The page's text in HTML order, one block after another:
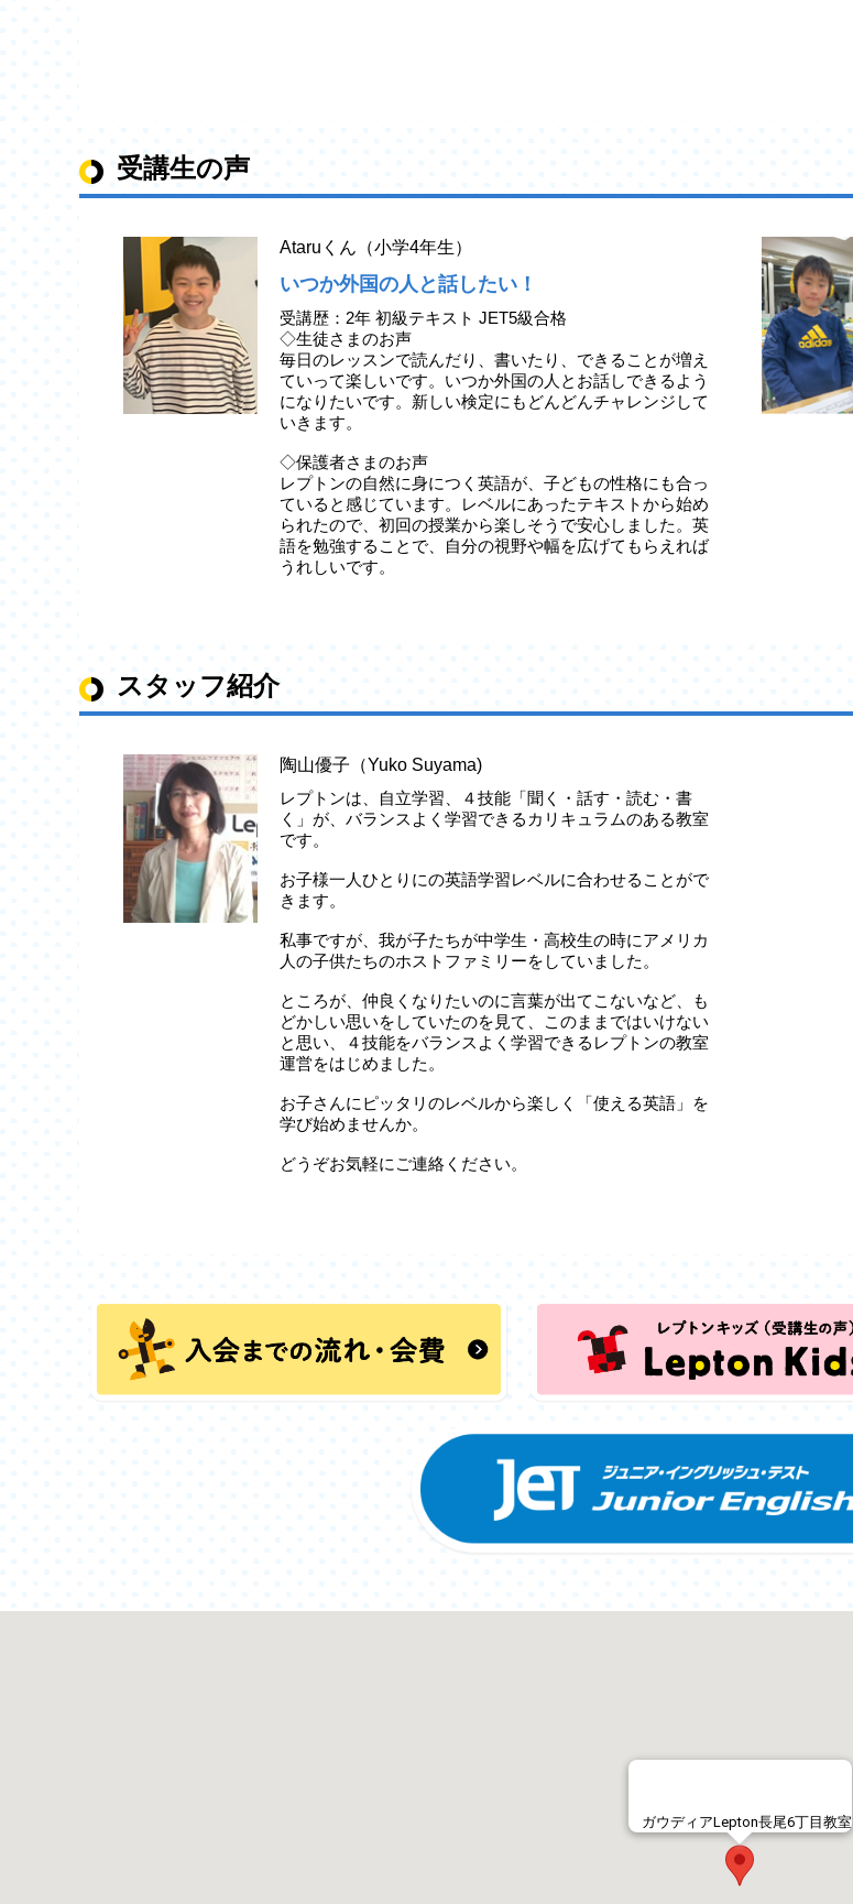
受講生の声
Ataruくん（小学4年生）
いつか外国の人と話したい！
受講歴：2年 初級テキスト JET5級合格
◇生徒さまのお声
毎日のレッスンで読んだり、書いたり、できることが増え
ていって楽しいです。いつか外国の人とお話しできるよう
になりたいです。新しい検定にもどんどんチャレンジして
いきます。
◇保護者さまのお声
レプトンの自然に身につく英語が、子どもの性格にも合っ
ていると感じています。レベルにあったテキストから始め
られたので、初回の授業から楽しそうで安心しました。英
語を勉強することで、自分の視野や幅を広げてもらえれば
うれしいです。
スタッフ紹介
陶山優子（Yuko Suyama)
レプトンは、自立学習、４技能「聞く・話す・読む・書
く」が、バランスよく学習できるカリキュラムのある教室
です。
お子様一人ひとりにの英語学習レベルに合わせることがで
きます。
私事ですが、我が子たちが中学生・高校生の時にアメリカ
人の子供たちのホストファミリーをしていました。
ところが、仲良くなりたいのに言葉が出てこないなど、も
どかしい思いをしていたのを見て、このままではいけない
と思い、４技能をバランスよく学習できるレプトンの教室
運営をはじめました。
お子さんにピッタリのレベルから楽しく「使える英語」を
学び始めませんか。
どうぞお気軽にご連絡ください。
ガウディアLepton長尾6丁目教室